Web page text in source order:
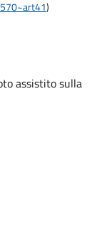
)
assistito sulla